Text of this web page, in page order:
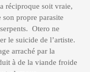
réciproque soit vraie,
propre parasite
Otero ne
le suicide de l’artiste.
arraché par la
à de la viande froide